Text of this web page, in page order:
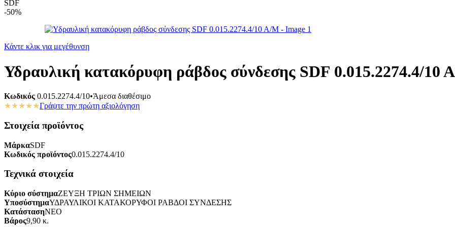
SDF
-50%
Κάντε κλικ για μεγέθυνση
Υδραυλική κατακόρυφη ράβδος σύνδεσης SDF 0.015.2274.4/10
Κωδικός 0.015.2274.4/10•Άμεσα διαθέσιμο
★★★★★Γράψτε την πρώτη αξιολόγηση
Στοιχεία προϊόντος
ΜάρκαSDF
Κωδικός προϊόντος0.015.2274.4/10
Τεχνικά στοιχεία
Κύριο σύστημαΖΕΥΞΗ ΤΡΙΩΝ ΣΗΜΕΙΩΝ
ΥποσύστημαΥΔΡΑΥΛΙΚΟΙ ΚΑΤΑΚΟΡΥΦΟΙ ΡΑΒΔΟΙ ΣΥΝΔΕΣΗΣ
ΚατάστασηΝΕΟ
Βάρος9,90 κ.